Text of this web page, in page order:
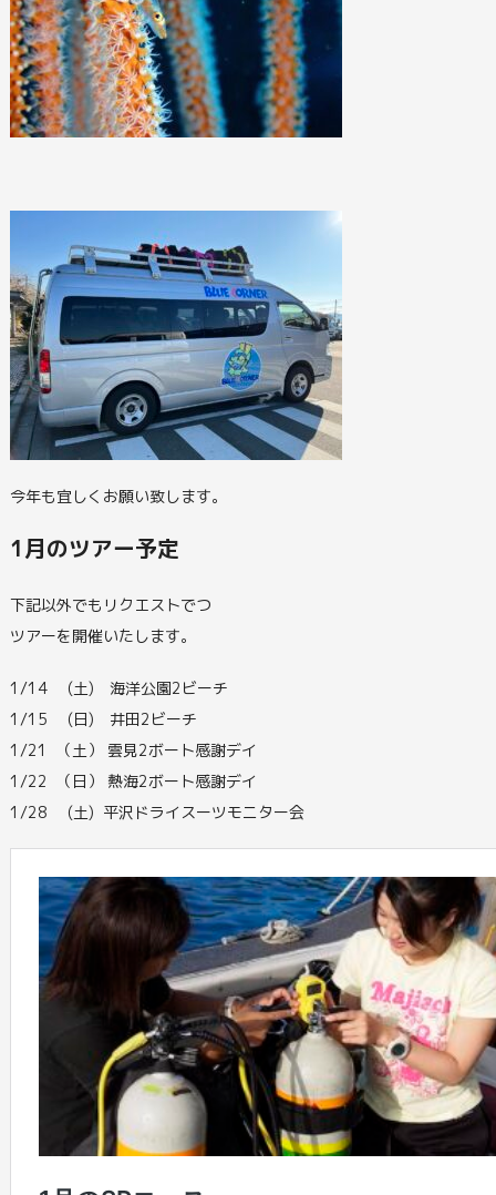
今年も宜しくお願い致します。
1月のツアー予定
下記以外でもリクエストでつ
ツアーを開催いたします。
1/14 (土) 海洋公園2ビーチ
1/15 (日) 井田2ビーチ
1/21 （土） 雲見2ボート感謝デイ
1/22 （日） 熱海2ボート感謝デイ
1/28 (土) 平沢ドライスーツモニター会